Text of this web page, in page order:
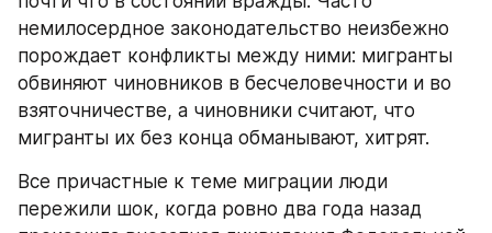
немилосердное законодательство неизбежно
порождает конфликты между ними: мигранты
обвиняют чиновников в бесчеловечности и во
взяточничестве, а чиновники считают, что
мигранты их без конца обманывают, хитрят.
Все причастные к теме миграции люди
пережили шок, когда ровно два года назад